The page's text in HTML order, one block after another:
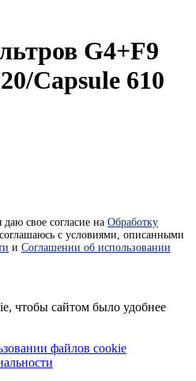
G4+F9
Capsule 610
свое согласие на Обработку
соглашаюсь с условиями, описанными
и Соглашении об использовании
чтобы сайтом было удобнее
файлов cookie